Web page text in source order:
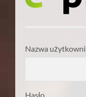
Nazwa
Hasło